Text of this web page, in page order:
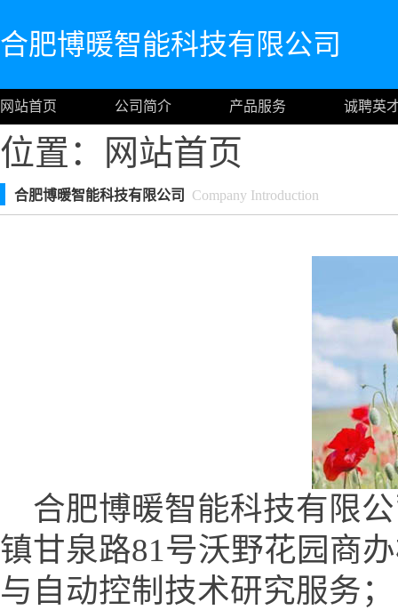
合肥博暖智能科技有限公司
网站首页 公司简介 产品服务 诚聘英
位置： 网站首页
合肥博暖智能科技有限公司 Company Introduction
合肥博暖智能科技有限
镇甘泉路81号沃野花园商
与自动控制技术研究服务